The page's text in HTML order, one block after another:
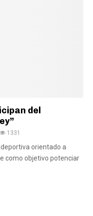
del
1331
orientado a
como objetivo potenciar